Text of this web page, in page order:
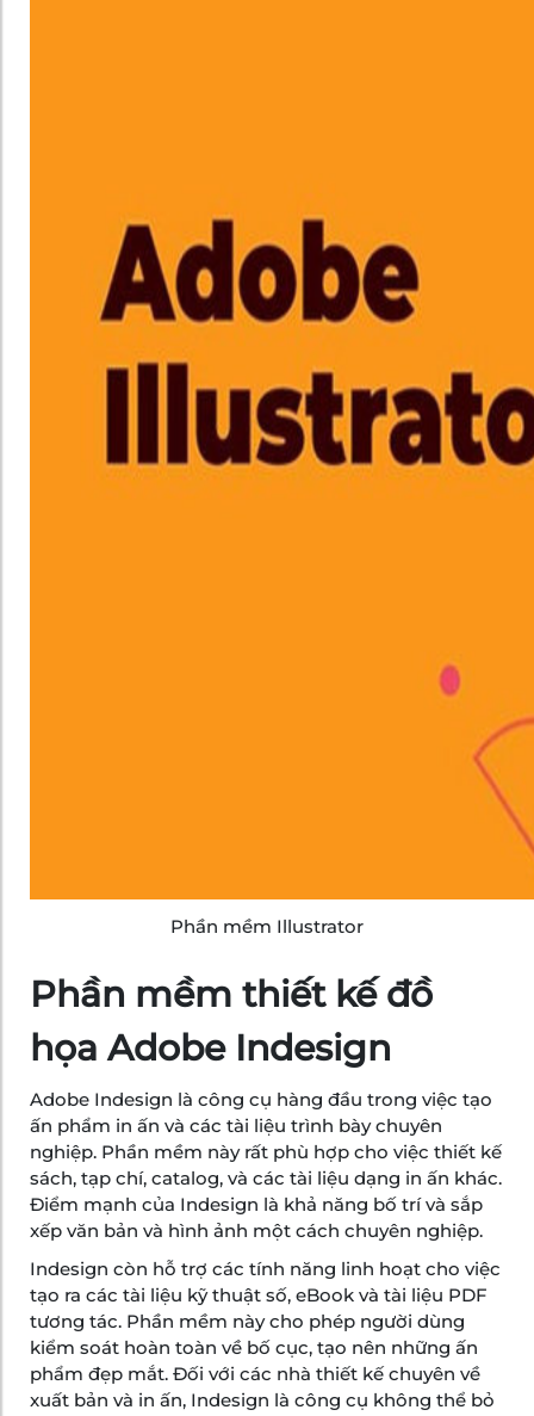
Phần mềm Illustrator
Phần mềm thiết kế đồ
họa Adobe Indesign
Adobe Indesign là công cụ hàng đầu trong việc tạo
ấn phẩm in ấn và các tài liệu trình bày chuyên
nghiệp. Phần mềm này rất phù hợp cho việc thiết kế
sách, tạp chí, catalog, và các tài liệu dạng in ấn khác.
Điểm mạnh của Indesign là khả năng bố trí và sắp
xếp văn bản và hình ảnh một cách chuyên nghiệp.
Indesign còn hỗ trợ các tính năng linh hoạt cho việc
tạo ra các tài liệu kỹ thuật số, eBook và tài liệu PDF
tương tác. Phần mềm này cho phép người dùng
kiểm soát hoàn toàn về bố cục, tạo nên những ấn
phẩm đẹp mắt. Đối với các nhà thiết kế chuyên về
xuất bản và in ấn, Indesign là công cụ không thể bỏ